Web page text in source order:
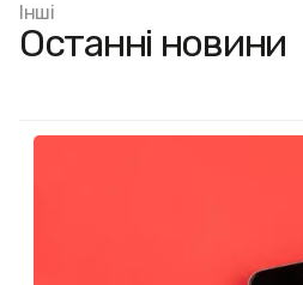
Інші
Останні новини